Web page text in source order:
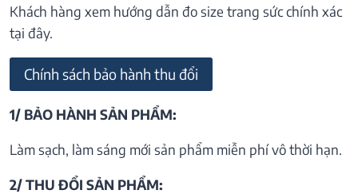
Khách hàng xem hướng dẫn đo size trang sức chính xác
tại đây.
Chính sách bảo hành thu đổi
1/ BẢO HÀNH SẢN PHẨM:
Làm sạch, làm sáng mới sản phẩm miễn phí vô thời hạn.
2/ THU ĐỔI SẢN PHẨM: